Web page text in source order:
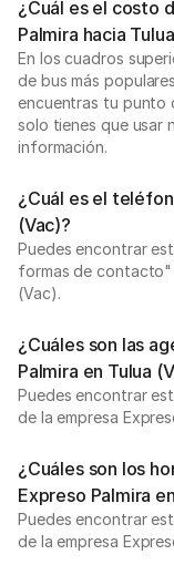
¿Cuál es el costo
Palmira hacia
En los cuadros
de bus más
encuentras tu punto
solo tienes que usar
información.
¿Cuál es el
(Vac)?
Puedes encontrar
formas de contacto"
(Vac).
¿Cuáles son las
Palmira en Tulua
Puedes encontrar
de la empresa
¿Cuáles son los
Expreso Palmira
Puedes encontrar
de la empresa